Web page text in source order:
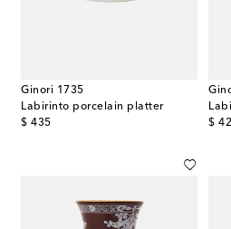
Ginori 1735
Labirinto porcelain platter
$ 435
original price
$